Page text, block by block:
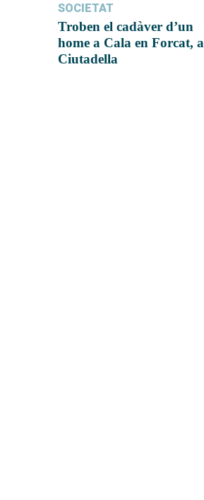
SOCIETAT
Troben el cadàver d’un
home a Cala en Forcat, a
Ciutadella